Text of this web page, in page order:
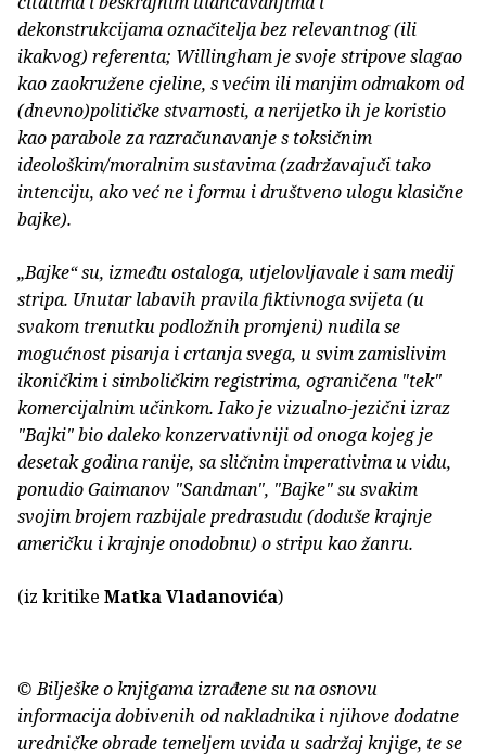
dekonstrukcijama označitelja bez relevantnog (ili
ikakvog) referenta; Willingham je svoje stripove slagao
kao zaokružene cjeline, s većim ili manjim odmakom od
(dnevno)političke stvarnosti, a nerijetko ih je koristio
kao parabole za razračunavanje s toksičnim
ideološkim/moralnim sustavima (zadržavajuči tako
intenciju, ako već ne i formu i društveno ulogu klasične
bajke).
„Bajke“ su, između ostaloga, utjelovljavale i sam medij
stripa. Unutar labavih pravila fiktivnoga svijeta (u
svakom trenutku podložnih promjeni) nudila se
mogućnost pisanja i crtanja svega, u svim zamislivim
ikoničkim i simboličkim registrima, ograničena "tek"
komercijalnim učinkom. Iako je vizualno-jezični izraz
"Bajki" bio daleko konzervativniji od onoga kojeg je
desetak godina ranije, sa sličnim imperativima u vidu,
ponudio Gaimanov "Sandman", "Bajke" su svakim
svojim brojem razbijale predrasudu (doduše krajnje
američku i krajnje onodobnu) o stripu kao žanru.
(iz kritike Matka Vladanovića)
© Bilješke o knjigama izrađene su na osnovu
informacija dobivenih od nakladnika i njihove dodatne
uredničke obrade temeljem uvida u sadržaj knjige, te se